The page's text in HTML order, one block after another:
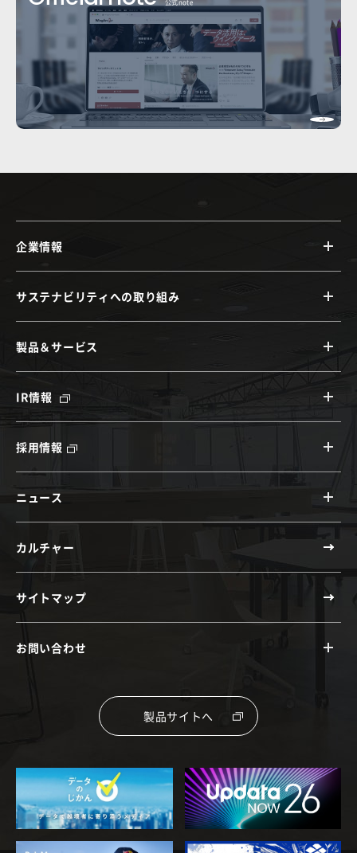
公式note
企業情報
サステナビリティへの取り組み
製品＆サービス
IR情報
採用情報
ニュース
カルチャー
サイトマップ
お問い合わせ
製品サイトへ